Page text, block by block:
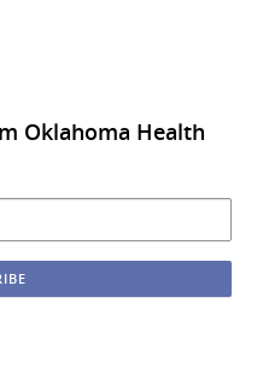
Oklahoma Health